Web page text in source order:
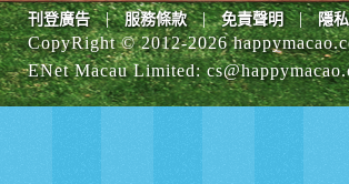
刊登廣告 | 服務條款 | 免責聲明 | 隱
CopyRight © 2012-2026
ENet Macau Limited: